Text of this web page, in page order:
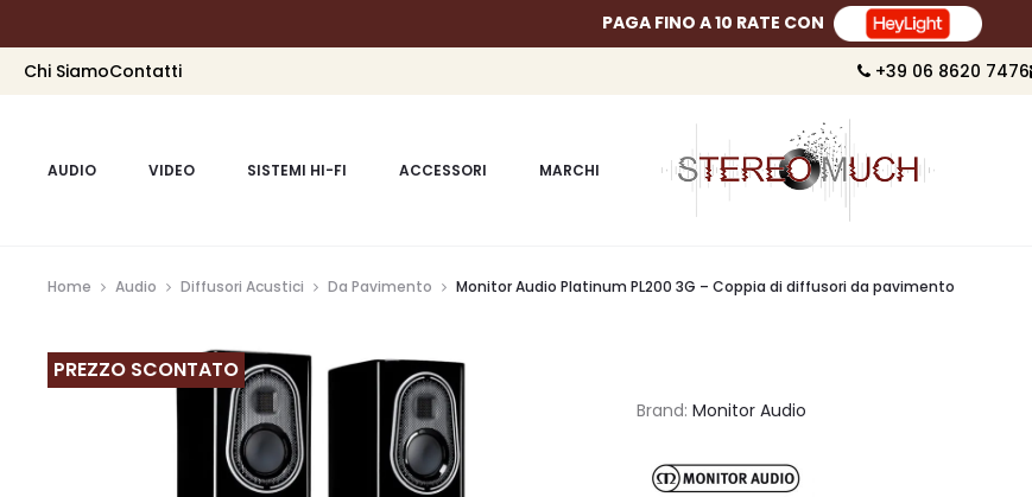
PAGA FINO A 10 RATE CON
Chi SiamoContatti +39 06 8620 7476
AUDIO VIDEO SISTEMI HI-FI ACCESSORI MARCHI
Home Audio Diffusori Acustici Da Pavimento Monitor Audio Platinum PL200 3G – Coppia di diffusori da pavimento
PREZZO SCONTATO
Brand:Monitor Audio